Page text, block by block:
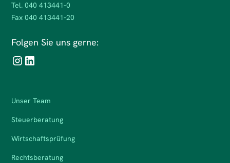
Tel. 040 413441-0
Fax 040 413441-20
Folgen Sie uns gerne:
Unser Team
Steuerberatung
Wirtschaftsprüfung
Rechtsberatung